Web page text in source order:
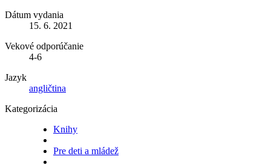
Dátum vydania
15. 6. 2021
Vekové odporúčanie
4-6
Jazyk
angličtina
Kategorizácia
Knihy
Pre deti a mládež